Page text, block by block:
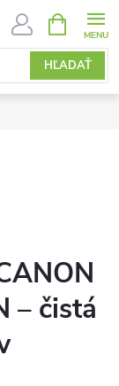
HĽADAŤ
KOŠÍK
– čistá